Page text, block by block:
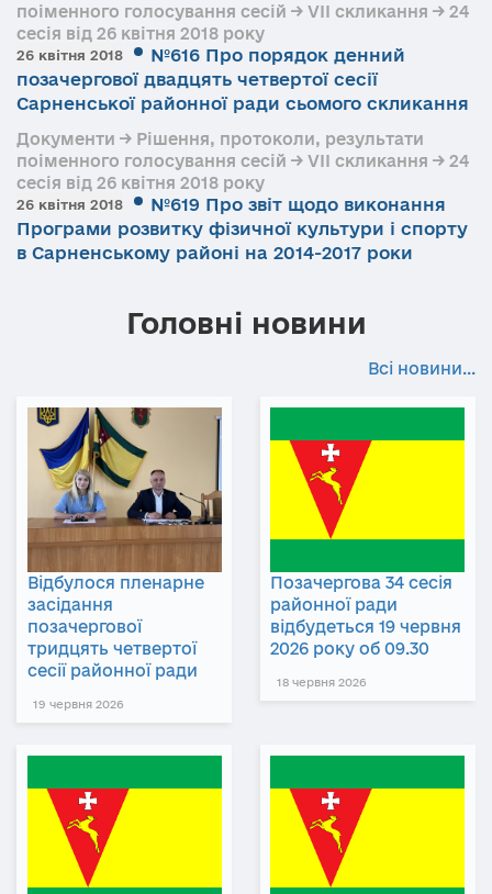
поіменного голосування сесій → VII скликання → 24
сесія від 26 квітня 2018 року
26 квітня 2018
№616 Про порядок денний
позачергової двадцять четвертої сесії
Сарненської районної ради сьомого скликання
Документи → Рішення, протоколи, результати
поіменного голосування сесій → VII скликання → 24
сесія від 26 квітня 2018 року
26 квітня 2018
№619 Про звіт щодо виконання
Програми розвитку фізичної культури і спорту
в Сарненському районі на 2014-2017 роки
Головні новини
Всі новини...
Відбулося пленарне
засідання
позачергової
тридцять четвертої
сесії районної ради
19 червня 2026
Позачергова 34 сесія
районної ради
відбудеться 19 червня
2026 року об 09.30
18 червня 2026